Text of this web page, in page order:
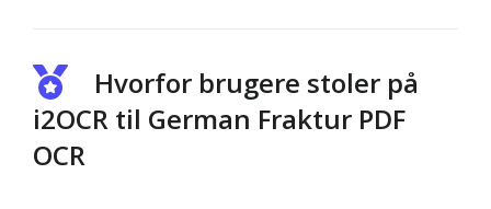
Hvorfor brugere stoler på
i2OCR til German Fraktur PDF
OCR